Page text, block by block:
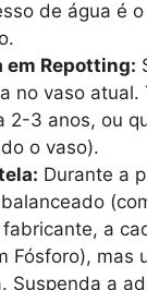
de água é
em Repotting:
no vaso
2-3 anos, ou
o vaso).
Durante a
a
Fósforo), mas
Suspenda a